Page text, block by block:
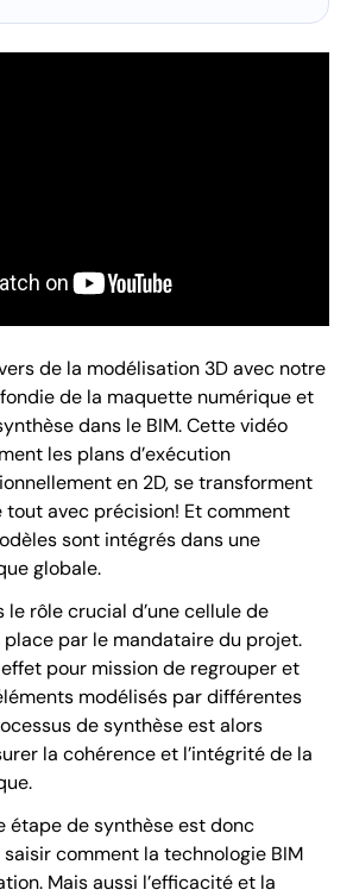
de la modélisation 3D avec notre
de la maquette numérique et
dans le BIM. Cette vidéo
les plans d’exécution
en 2D, se transforment
tout avec précision! Et comment
sont intégrés dans une
globale.
le rôle crucial d’une cellule de
place par le mandataire du projet.
pour mission de regrouper et
modélisés par différentes
de synthèse est alors
la cohérence et l’intégrité de la
étape de synthèse est donc
comment la technologie BIM
Mais aussi l’efficacité et la